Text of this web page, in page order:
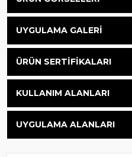
UYGULAMA GALERI
ÜRÜN SERTIFIKALARI
KULLANIM ALANLARI
UYGULAMA ALANLARI